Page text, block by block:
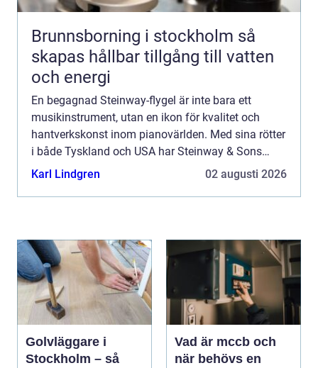
Brunnsborning i stockholm så
skapas hållbar tillgång till vatten
och energi
En begagnad Steinway-flygel är inte bara ett
musikinstrument, utan en ikon för kvalitet och
hantverkskonst inom pianovärlden. Med sina rötter
i både Tyskland och USA har Steinway & Sons
sedan mitten av 1800-talet satt st...
Karl Lindgren 02 augusti 2026
Golvläggare i
Stockholm – så
Vad är mccb och
när behövs en